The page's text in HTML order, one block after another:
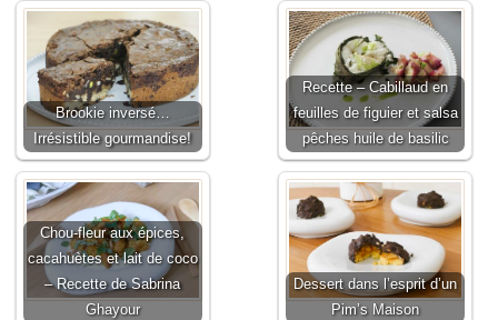
Brookie inversé…
Irrésistible gourmandise!
Recette – Cabillaud en
feuilles de figuier et salsa
pêches huile de basilic
Chou-fleur aux épices,
cacahuètes et lait de coco
– Recette de Sabrina
Ghayour
Dessert dans l’esprit d’un
Pim’s Maison